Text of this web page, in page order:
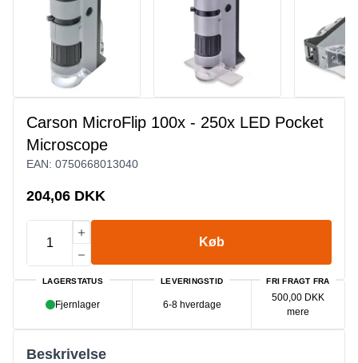
Carson MicroFlip 100x - 250x LED Pocket
Microscope
EAN: 0750668013040
204,06 DKK
Køb
LAGERSTATUS
Fjernlager
LEVERINGSTID
6-8 hverdage
FRI FRAGT FRA
500,00 DKK
mere
Beskrivelse